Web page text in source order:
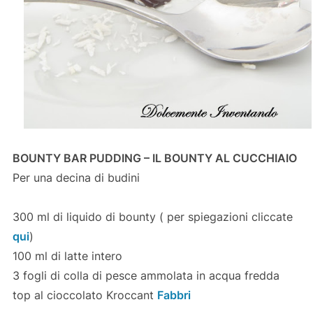
BOUNTY BAR PUDDING – IL BOUNTY AL CUCCHIAIO
Per una decina di budini
300 ml di liquido di bounty ( per spiegazioni cliccate
qui)
100 ml di latte intero
3 fogli di colla di pesce ammolata in acqua fredda
top al cioccolato Kroccant Fabbri